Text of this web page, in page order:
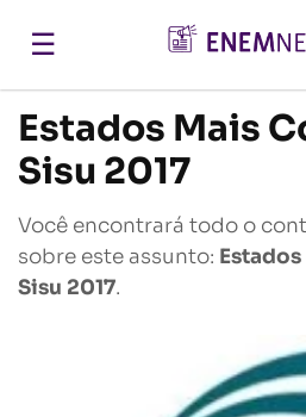
☰
Estados Mais
Sisu 2017
Você encontrará todo o
sobre este assunto:
Sisu 2017.